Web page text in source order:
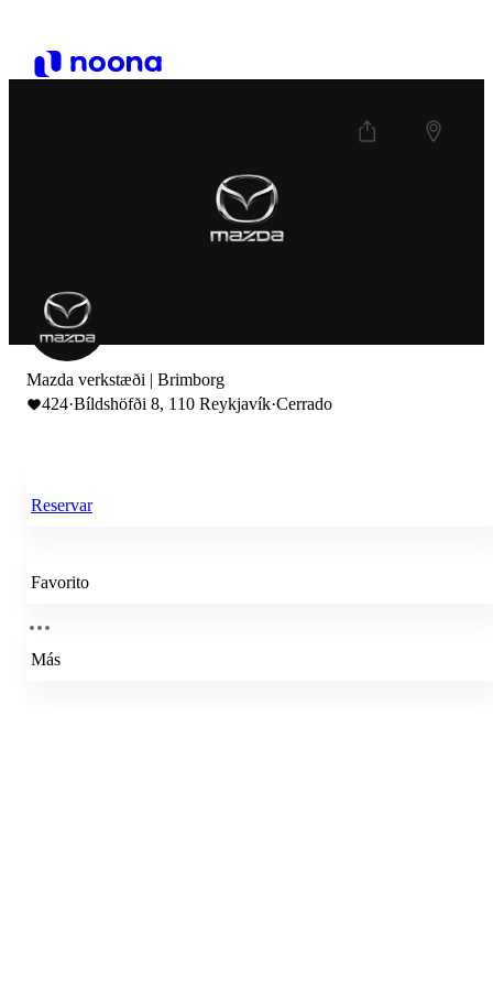
Mazda verkstæði | Brimborg
424·Bíldshöfði 8, 110 Reykjavík·Cerrado
Reservar
Favorito
Más